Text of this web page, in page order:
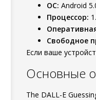
ОС: Android
Процессор:
Свободное
Если ваше
Основные
The DALL-E